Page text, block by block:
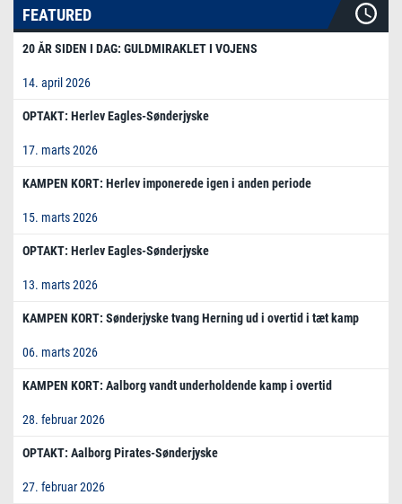
FEATURED
20 ÅR SIDEN I DAG: GULDMIRAKLET I VOJENS
14. april 2026
OPTAKT: Herlev Eagles-Sønderjyske
17. marts 2026
KAMPEN KORT: Herlev imponerede igen i anden periode
15. marts 2026
OPTAKT: Herlev Eagles-Sønderjyske
13. marts 2026
KAMPEN KORT: Sønderjyske tvang Herning ud i overtid i tæt kamp
06. marts 2026
KAMPEN KORT: Aalborg vandt underholdende kamp i overtid
28. februar 2026
OPTAKT: Aalborg Pirates-Sønderjyske
27. februar 2026